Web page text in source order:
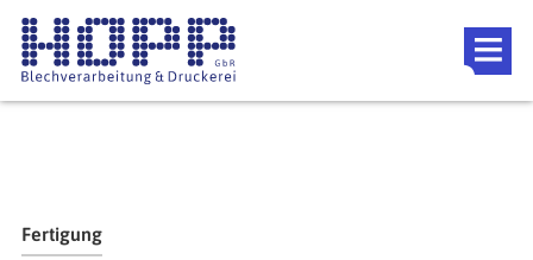
Direkt zum Inhalt
Fertigung